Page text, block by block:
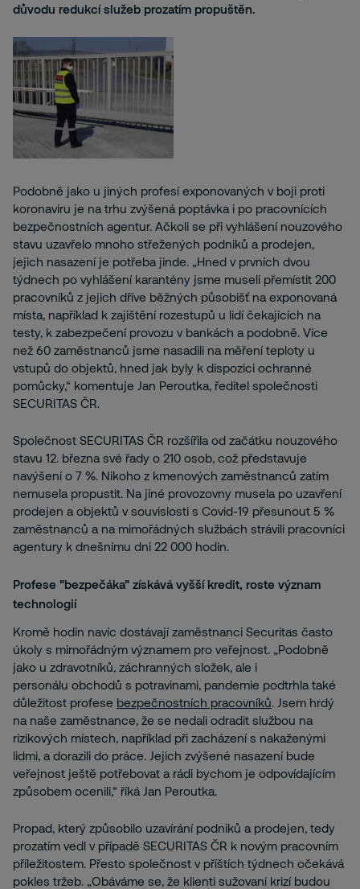
důvodu redukcí služeb prozatím propuštěn.
Podobně jako u jiných profesí exponovaných v boji proti
koronaviru je na trhu zvýšená poptávka i po pracovnících
bezpečnostních agentur. Ačkoli se při vyhlášení nouzového
stavu uzavřelo mnoho střežených podniků a prodejen,
jejich nasazení je potřeba jinde. „Hned v prvních dvou
týdnech po vyhlášení karantény jsme museli přemístit 200
pracovníků z jejich dříve běžných působišť na exponovaná
místa, například k zajištění rozestupů u lidí čekajících na
testy, k zabezpečení provozu v bankách a podobně. Více
než 60 zaměstnanců jsme nasadili na měření teploty u
vstupů do objektů, hned jak byly k dispozici ochranné
pomůcky,“ komentuje Jan Peroutka, ředitel společnosti
SECURITAS ČR.
Společnost SECURITAS ČR rozšířila od začátku nouzového
stavu 12. března své řady o 210 osob, což představuje
navýšení o 7 %. Nikoho z kmenových zaměstnanců zatím
nemusela propustit. Na jiné provozovny musela po uzavření
prodejen a objektů v souvislosti s Covid-19 přesunout 5 %
zaměstnanců a na mimořádných službách strávili pracovníci
agentury k dnešnímu dni 22 000 hodin.
Profese "bezpečáka" získává vyšší kredit, roste význam
technologií
Kromě hodin navíc dostávají zaměstnanci Securitas často
úkoly s mimořádným významem pro veřejnost. „Podobně
jako u zdravotníků, záchranných složek, ale i
personálu obchodů s potravinami, pandemie podtrhla také
důležitost profese bezpečnostních pracovníků. Jsem hrdý
na naše zaměstnance, že se nedali odradit službou na
rizikových místech, například při zacházení s nakaženými
lidmi, a dorazili do práce. Jejich zvýšené nasazení bude
veřejnost ještě potřebovat a rádi bychom je odpovídajícím
způsobem ocenili,“ říká Jan Peroutka.
Propad, který způsobilo uzavírání podniků a prodejen, tedy
prozatím vedl v případě SECURITAS ČR k novým pracovním
příležitostem. Přesto společnost v příštích týdnech očekává
pokles tržeb. „Obáváme se, že klienti sužovaní krizí budou